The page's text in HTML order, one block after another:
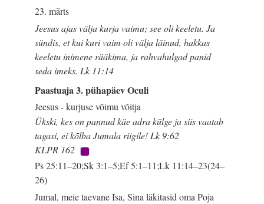
23. märts
Jeesus ajas välja kurja vaimu; see oli keeletu. Ja
sündis, et kui kuri vaim oli välja läinud, hakkas
keeletu inimene rääkima, ja rahvahulgad panid
seda imeks. Lk 11:14
Paastuaja 3. pühapäev Oculi
Jeesus - kurjuse võimu võitja
Ükski, kes on pannud käe adra külge ja siis vaatab
tagasi, ei kõlba Jumala riigile! Lk 9:62
KLPR 162
Ps 25:11–20;Sk 3:1–5;Ef 5:1–11;Lk 11:14–23(24–
26)
Jumal, meie taevane Isa, Sina läkitasid oma Poja